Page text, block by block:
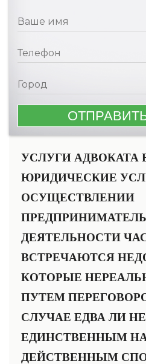
УСЛУГИ АДВОКАТА
ЮРИДИЧЕСКИЕ
ОСУЩЕСТВЛЕНИИ
ДЕЯТЕЛЬНОСТИ
ВСТРЕЧАЮТСЯ
КОТОРЫЕ
ПУТЕМ
СЛУЧАЕ ЕДВА ЛИ НЕ
ЕДИНСТВЕННЫМ
ДЕЙСТВЕННЫМ